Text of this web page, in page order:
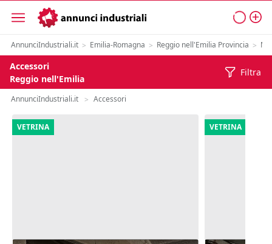
AnnunciIndustriali.it > Emilia-Romagna > Reggio nell'Emilia Provincia >
Accessori
Reggio nell'Emilia
Filtra
AnnunciIndustriali.it > Accessori
VETRINA VETRINA